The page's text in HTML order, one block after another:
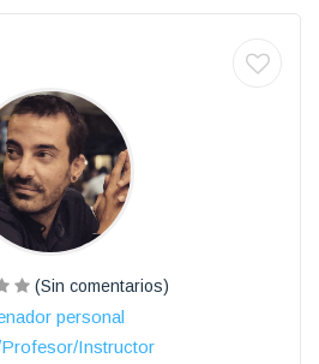
(Sin comentarios)
personal
Instructor